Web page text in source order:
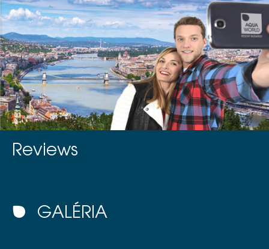
Reviews
GALÉRIA